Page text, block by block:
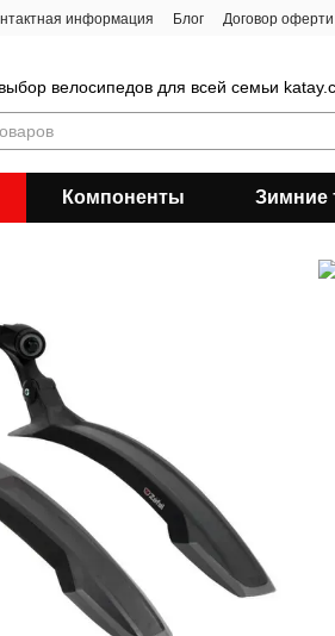
информация Блог Договор оферти
велосипедов для всей семьи
Компоненты Зимние